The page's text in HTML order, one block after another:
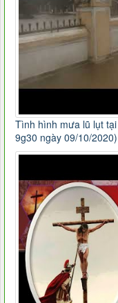
Tình hình mưa lũ lụt
9g30 ngày 09/10/2020)